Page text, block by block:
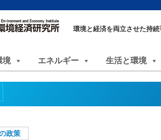
環境と経済を両立させた持
境 エネルギー 生活と環境
政策